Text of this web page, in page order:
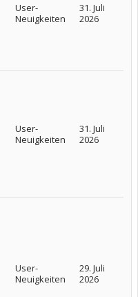
User-
Neuigkeiten
31. Juli
2026
User-
Neuigkeiten
31. Juli
2026
User-
Neuigkeiten
29. Juli
2026